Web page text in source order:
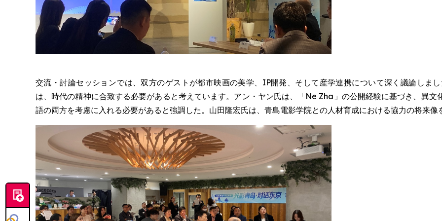
交流・討論セッションでは、双方のゲストが都市映画の美学、IP開発、そして産学連携について深く議論しま
は、時代の精神に合致する必要があると考えています。アン・ヤン氏は、「Ne Zha」の公開経験に基づき、異
語の両方を考慮に入れる必要があると強調した。山田隆宏氏は、青島電影学院との人材育成における協力の将来像